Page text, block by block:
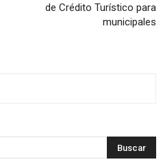
de Crédito Turístico para
municipales